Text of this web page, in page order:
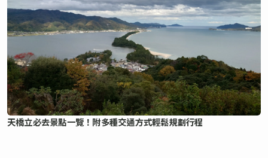
天橋立必去景點一覽！附多種交通方式輕鬆規劃行程